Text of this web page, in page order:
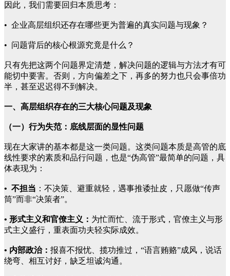
因此，我们需要回归本质思考：
• 企业高层组织还存在哪些更为普遍的真实问题与现象？
• 问题背后的核心根源究竟是什么？
只有先把这两个问题界定清楚，解决问题的逻辑与方法才有可
能切中要害。否则，方向偏差之下，再多的努力也只会事倍功
半，甚至迟迟得不到解决。
一、高层组织存在的三大核心问题及现象
（一）行为失范：底线层面的显性问题
现在大家讲的基本都是这一类问题。这类问题本质是高管的底
线性要求的素质和品行问题，也是“伪高管”最简单的问题，具
体表现为：
• 不担当 ：不决策、避重就轻，遇事推诿扯皮，只愿做“传声
筒”而非“决策者”。
• 形式主义和官僚主义： 为忙而忙、流于形式，官僚主义与形
式主义盛行，重表面功夫轻实际成效。
• 内部政治： 报喜不报忧、揽功推过，“语言贿赂”成风，说话
绕弯、相互讨好，缺乏坦诚沟通。